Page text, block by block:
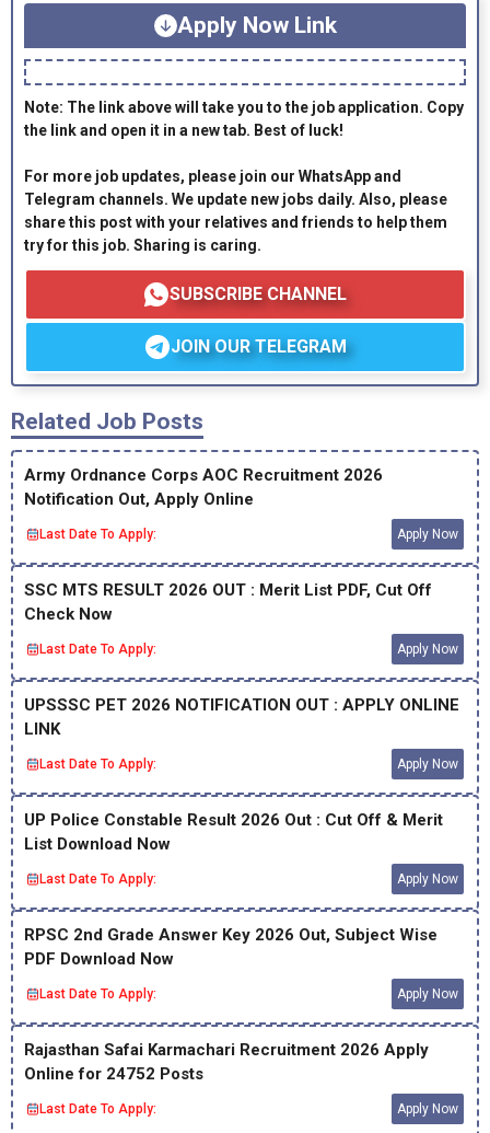
Apply Now Link
Note: The link above will take you to the job application. Copy
the link and open it in a new tab. Best of luck!
For more job updates, please join our WhatsApp and
Telegram channels. We update new jobs daily. Also, please
share this post with your relatives and friends to help them
try for this job. Sharing is caring.
SUBSCRIBE CHANNEL
JOIN OUR TELEGRAM
Related Job Posts
Army Ordnance Corps AOC Recruitment 2026
Notification Out, Apply Online
Last Date To Apply: Apply Now
SSC MTS RESULT 2026 OUT : Merit List PDF, Cut Off
Check Now
Last Date To Apply: Apply Now
UPSSSC PET 2026 NOTIFICATION OUT : APPLY ONLINE
LINK
Last Date To Apply: Apply Now
UP Police Constable Result 2026 Out : Cut Off & Merit
List Download Now
Last Date To Apply: Apply Now
RPSC 2nd Grade Answer Key 2026 Out, Subject Wise
PDF Download Now
Last Date To Apply: Apply Now
Rajasthan Safai Karmachari Recruitment 2026 Apply
Online for 24752 Posts
Last Date To Apply: Apply Now